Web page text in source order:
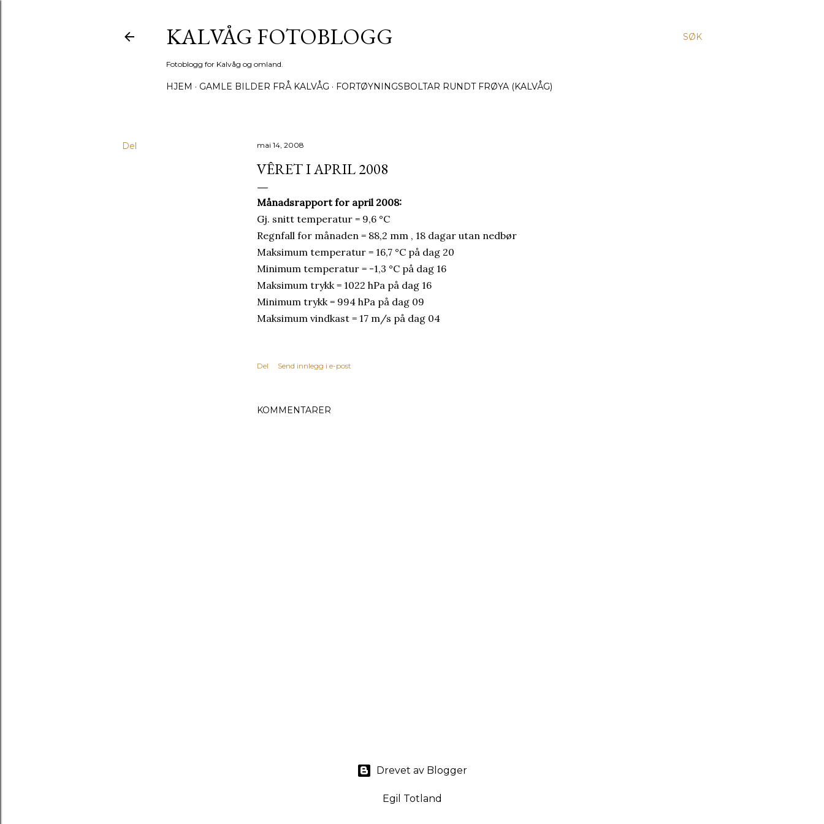
SØK
KALVÅG FOTOBLOGG
Fotoblogg for Kalvåg og omland.
HJEM GAMLE BILDER FRÅ KALVÅG FORTØYNINGSBOLTAR RUNDT FRØYA (KALVÅG)
Del mai 14, 2008
VÊRET I APRIL 2008
Månadsrapport for april 2008:
Gj. snitt temperatur = 9,6 °C
Regnfall for månaden = 88,2 mm , 18 dagar utan nedbør
Maksimum temperatur = 16,7 °C på dag 20
Minimum temperatur = -1,3 °C på dag 16
Maksimum trykk = 1022 hPa på dag 16
Minimum trykk = 994 hPa på dag 09
Maksimum vindkast = 17 m/s på dag 04
Del Send innlegg i e-post
KOMMENTARER
Drevet av Blogger
Egil Totland